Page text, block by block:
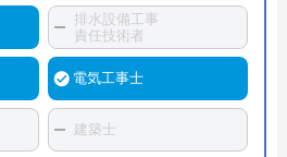
排水設備工事
責任技術者
電気工事士
建築士